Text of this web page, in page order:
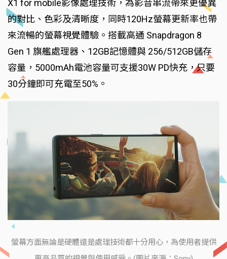
X1 for mobile影像處理技術，為影音串流帶來更優異
的對比、色彩及清晰度，同時120Hz螢幕更新率也帶
來流暢的螢幕視覺體驗。搭載高通 Snapdragon 8
Gen 1 旗艦處理器、12GB記憶體與 256/512GB儲存
容量，5000mAh電池容量可支援30W PD快充，只要
30分鐘即可充電至50%。
螢幕方面無論是硬體還是處理技術都十分用心，為使用者提供